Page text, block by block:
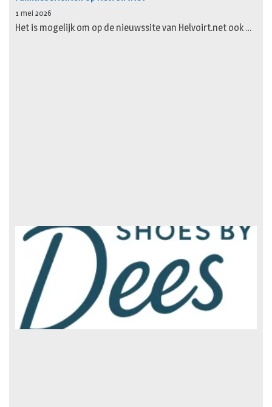
1 mei 2026
Het is mogelijk om op de nieuwssite van Helvoirt.net ook …